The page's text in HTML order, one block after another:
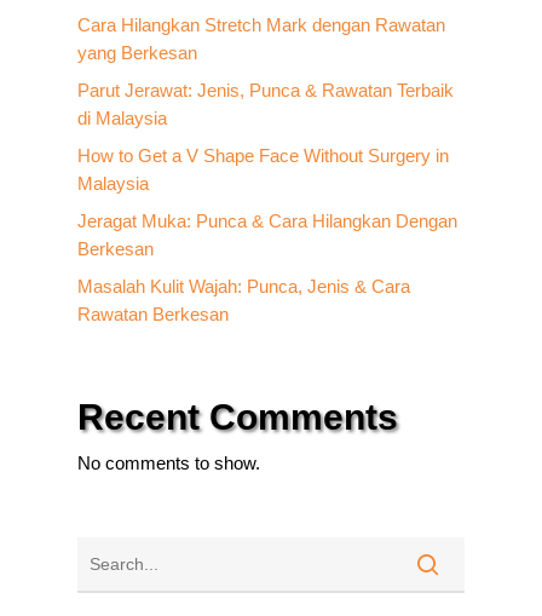
Cara Hilangkan Stretch Mark dengan Rawatan
yang Berkesan
Parut Jerawat: Jenis, Punca & Rawatan Terbaik
di Malaysia
How to Get a V Shape Face Without Surgery in
Malaysia
Jeragat Muka: Punca & Cara Hilangkan Dengan
Berkesan
Masalah Kulit Wajah: Punca, Jenis & Cara
Rawatan Berkesan
Recent Comments
No comments to show.